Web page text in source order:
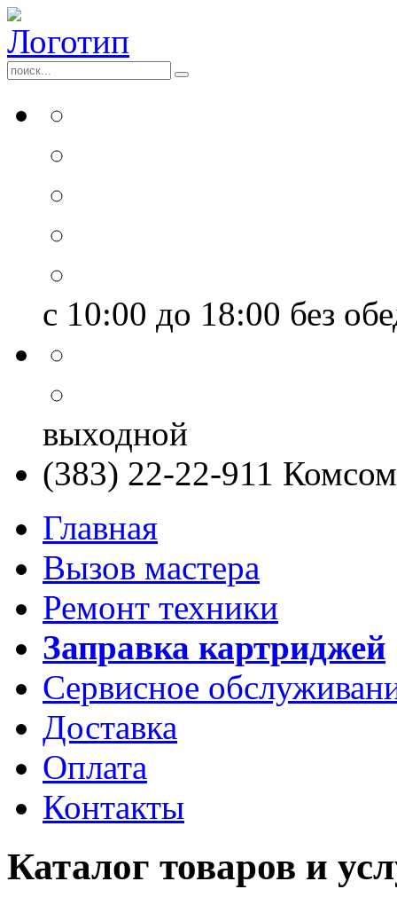
с 10:00 до 18:00 без
выходной
(383) 22-22-911
Главная
Вызов мастера
Ремонт техники
Заправка картриджей
Сервисное
Доставка
Оплата
Контакты
Каталог товаров и